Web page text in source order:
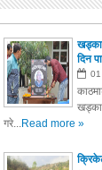
दिन
01
गरे...Read more »